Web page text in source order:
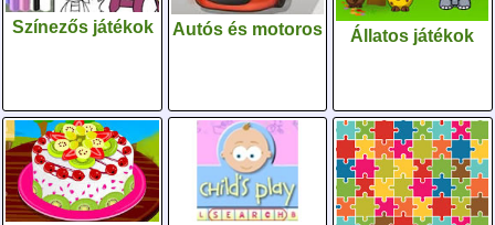
Színezős játékok Autós és motoros Állatos játékok